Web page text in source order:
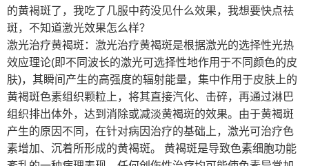
的黄褐斑了，我吃了几服中药没见什么效果，我想要快点祛
斑，不知道激光效果怎么样？
激光治疗黄褐斑：激光治疗黄褐斑是根据激光的选择性光热
效应理论(即不同波长的激光可选择性地作用于不同颜色的皮
肤)，其瞬间产生的高强度的辐射能量，集中作用于皮肤上的
黄褐斑色素组织颗粒上，将其直接汽化、击碎，再通过淋巴
组织排出体外，达到消除或减淡黄褐斑的效果。由于黄褐斑
产生的原因不同，在针对病因治疗的基础上，激光可治疗色
素增加、沉着所形成的黄褐斑。 黄褐斑是导致色素细胞功能